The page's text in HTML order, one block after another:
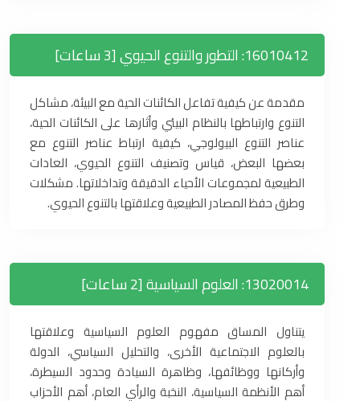
16010412: التطور والتنوع الحيوي [3 ساعات]
مقدمة عن كيفية تفاعل الكائنات الحية مع البيئة، مشاكل
التنوع وارتباطها بالنظام البيئي وأثارها على الكائنات الحية،
عناصر التنوع البيولوجي، كيفية ارتباط عناصر التنوع مع
بعضها البعض، قياس وتصنيف التنوع الحيوي، العادات
الطبيعية لمجموعات الأحياء الدقيقة وتداخلاتها. مشكلات
وطرق حفظ المصادر الطبيعية وعلاقتها بالتنوع الحيوي.
13020014: العلوم السياسية [2 ساعات]
يتناول المساق مفهوم العلوم السياسية وعلاقتها
بالعلوم الاجتماعية الأخرى، والتحليل السياسي، الدولة
وأركانها ووظائفها، وظاهرة السيادة وحدود السيطرة،
أهم الأنظمة السياسية، النخبة والرأي العام، أهم الأحزاب